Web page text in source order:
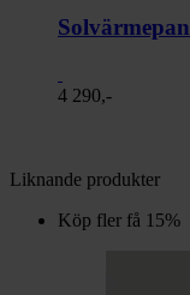
4 290,-
Liknande produkter
Köp fler få 15%